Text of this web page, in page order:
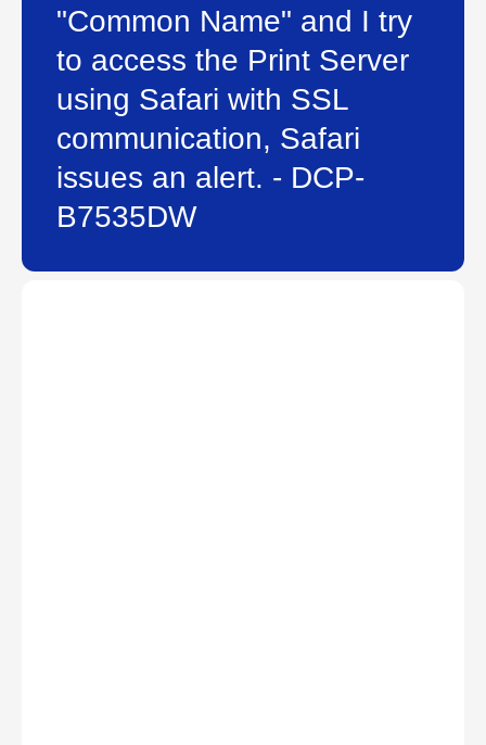
"Common Name" and I try
to access the Print Server
using Safari with SSL
communication, Safari
issues an alert. - DCP-
B7535DW